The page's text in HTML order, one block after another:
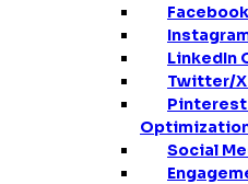
LinkedIn
Twitter/
Pinterest
Social